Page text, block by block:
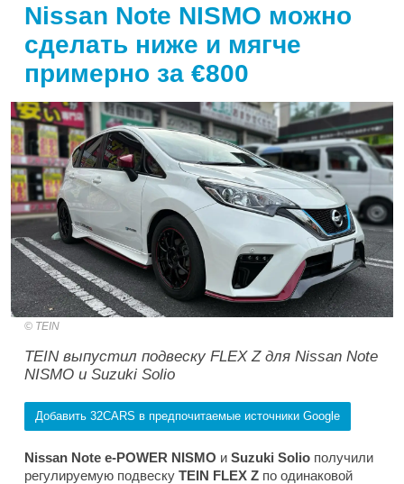
Nissan Note NISMO можно
сделать ниже и мягче
примерно за €800
TEIN
TEIN выпустил подвеску FLEX Z для Nissan Note
NISMO и Suzuki Solio
Добавить 32CARS в предпочитаемые источники Google
Nissan Note e-POWER NISMO и Suzuki Solio получили
регулируемую подвеску TEIN FLEX Z по одинаковой